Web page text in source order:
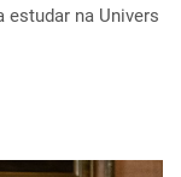
estudar na Univers